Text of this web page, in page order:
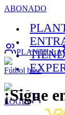
ABONADO
LOGIN
PLANTILLA
Fútbol base
¡Sigue